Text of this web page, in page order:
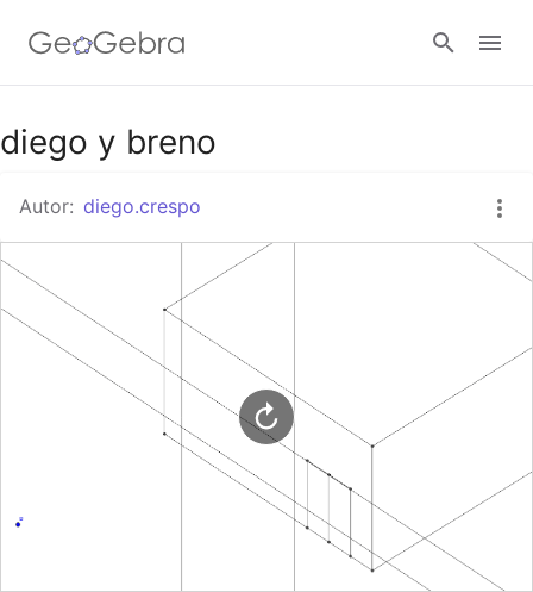
Google Classroom
GeoGebra Classroom
diego y breno
Autor: diego.crespo